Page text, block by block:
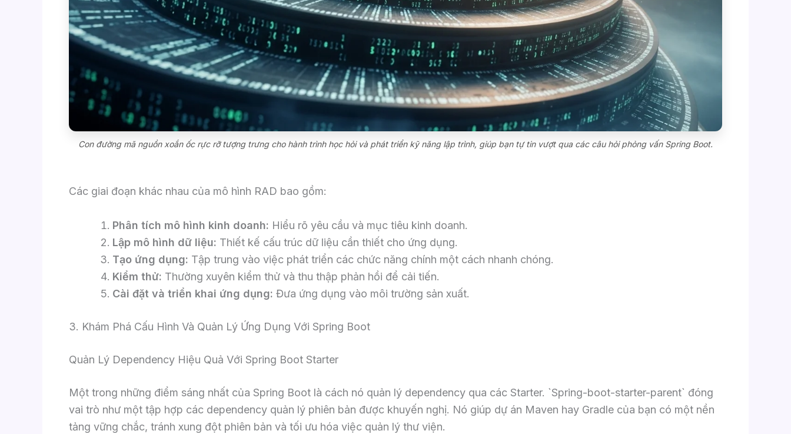
Con đường mã nguồn xoắn ốc rực rỡ tượng trưng cho hành trình học hỏi và phát triển kỹ năng lập trình, giúp bạn tự tin vượt qua các câu hỏi phỏng vấn Spring Boot.
Các giai đoạn khác nhau của mô hình RAD bao gồm:
Phân tích mô hình kinh doanh: Hiểu rõ yêu cầu và mục tiêu kinh doanh.
Lập mô hình dữ liệu: Thiết kế cấu trúc dữ liệu cần thiết cho ứng dụng.
Tạo ứng dụng: Tập trung vào việc phát triển các chức năng chính một cách nhanh chóng.
Kiểm thử: Thường xuyên kiểm thử và thu thập phản hồi để cải tiến.
Cài đặt và triển khai ứng dụng: Đưa ứng dụng vào môi trường sản xuất.
3. Khám Phá Cấu Hình Và Quản Lý Ứng Dụng Với Spring Boot
Quản Lý Dependency Hiệu Quả Với Spring Boot Starter
Một trong những điểm sáng nhất của Spring Boot là cách nó quản lý dependency qua các Starter. `Spring-boot-starter-parent` đóng
vai trò như một tập hợp các dependency quản lý phiên bản được khuyến nghị. Nó giúp dự án Maven hay Gradle của bạn có một nền
tảng vững chắc, tránh xung đột phiên bản và tối ưu hóa việc quản lý thư viện.